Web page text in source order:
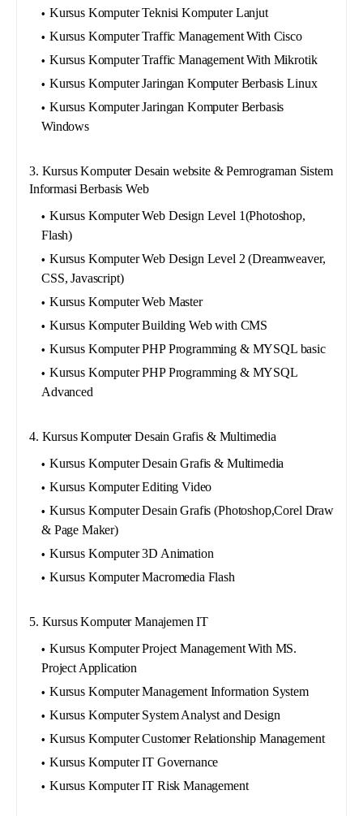
Kursus Komputer Teknisi Komputer Lanjut
Kursus Komputer Traffic Management With Cisco
Kursus Komputer Traffic Management With Mikrotik
Kursus Komputer Jaringan Komputer Berbasis Linux
Kursus Komputer Jaringan Komputer Berbasis
Windows
3. Kursus Komputer Desain website & Pemrograman Sistem
Informasi Berbasis Web
Kursus Komputer Web Design Level 1(Photoshop,
Flash)
Kursus Komputer Web Design Level 2 (Dreamweaver,
CSS, Javascript)
Kursus Komputer Web Master
Kursus Komputer Building Web with CMS
Kursus Komputer PHP Programming & MYSQL basic
Kursus Komputer PHP Programming & MYSQL
Advanced
4. Kursus Komputer Desain Grafis & Multimedia
Kursus Komputer Desain Grafis & Multimedia
Kursus Komputer Editing Video
Kursus Komputer Desain Grafis (Photoshop,Corel Draw
& Page Maker)
Kursus Komputer 3D Animation
Kursus Komputer Macromedia Flash
5. Kursus Komputer Manajemen IT
Kursus Komputer Project Management With MS.
Project Application
Kursus Komputer Management Information System
Kursus Komputer System Analyst and Design
Kursus Komputer Customer Relationship Management
Kursus Komputer IT Governance
Kursus Komputer IT Risk Management